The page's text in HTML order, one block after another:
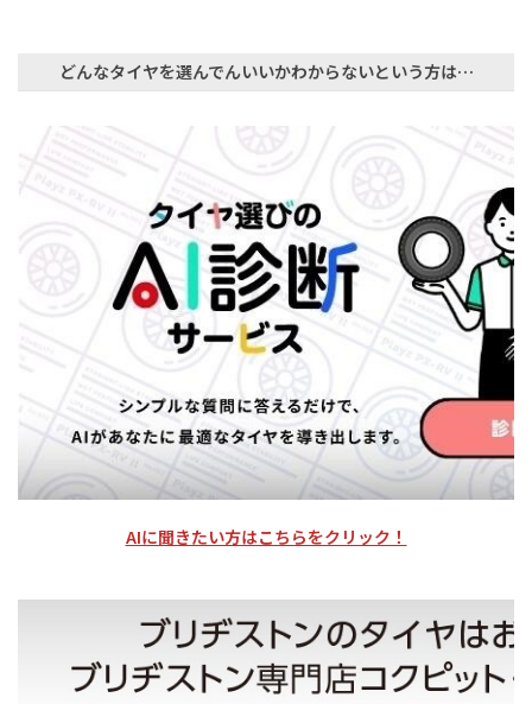
どんなタイヤを選んでんいいかわからないという方は…
AIに聞きたい方はこちらをクリック！